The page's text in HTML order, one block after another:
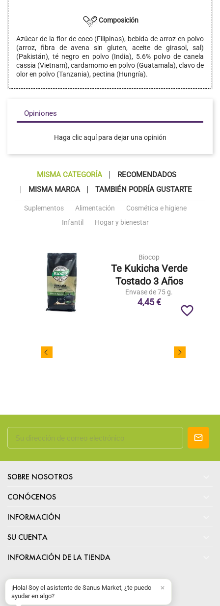
Composición
Azúcar de la flor de coco (Filipinas), bebida de arroz en polvo
(arroz, fibra de avena sin gluten, aceite de girasol, sal)
(Pakistán), té negro en polvo (India), 5.6% polvo de canela
cassia (Vietnam), cardamomo en polvo (Guatamala), clavo de
olor en polvo (Tanzania), pectina (Hungría).
Opiniones
Haga clic aquí para dejar una opinión
MISMA CATEGORÍA
RECOMENDADOS
MISMA MARCA
TAMBIÉN PODRÍA GUSTARTE
Suplementos Alimentación
Cosmética e higiene
Infantil
Hogar y bienestar
Biocop
Te Kukicha Verde
Tostado 3 Años
Envase de 75 g.
4,45 €
favorite_border
SOBRE NOSOTROS
CONÓCENOS
INFORMACIÓN
SU CUENTA
INFORMACIÓN DE LA TIENDA
¡Hola! Soy el asistente de Sanus Market, ¿te puedo
ayudar en algo?